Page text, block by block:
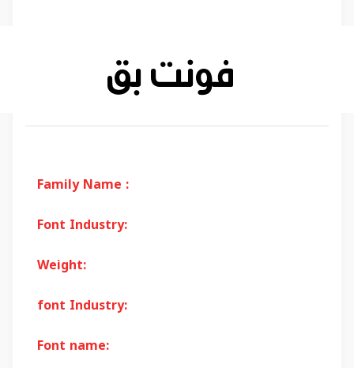
Family Name :
Font Industry:
Weight:
font Industry:
Font name: